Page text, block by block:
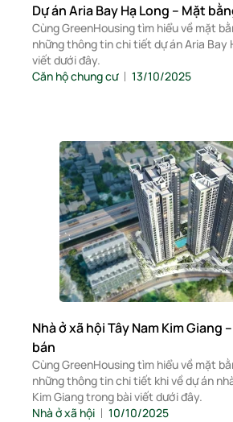
Dự án Aria Bay Hạ Long – Mặt
Cùng GreenHousing tìm hiểu về mặt
những thông tin chi tiết dự án Aria Bay
viết dưới đây.
Căn hộ chung cư
13/10/2025
Nhà ở xã hội Tây Nam Kim Giang
bán
Cùng GreenHousing tìm hiểu về mặt
những thông tin chi tiết khi về dự án
Kim Giang trong bài viết dưới đây.
Nhà ở xã hội
10/10/2025